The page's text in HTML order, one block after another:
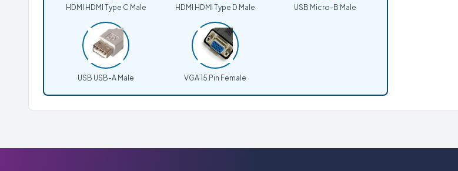
HDMI HDMI Type C Male HDMI HDMI Type D Male USB Micro-B Male
USB USB-A Male VGA 15 Pin Female